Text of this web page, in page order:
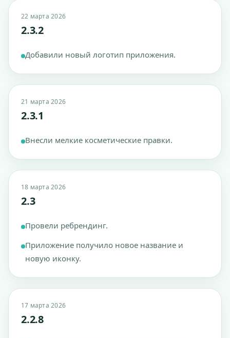
22 марта 2026
2.3.2
Добавили новый логотип приложения.
21 марта 2026
2.3.1
Внесли мелкие косметические правки.
18 марта 2026
2.3
Провели ребрендинг.
Приложение получило новое название и
новую иконку.
17 марта 2026
2.2.8